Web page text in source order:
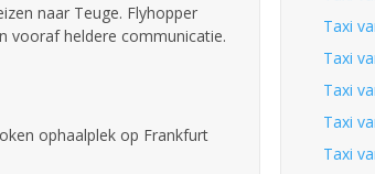
naar Teuge. Flyhopper
vooraf heldere communicatie.
ophaalplek op Frankfurt
Taxi
Taxi
Taxi
Taxi
Taxi